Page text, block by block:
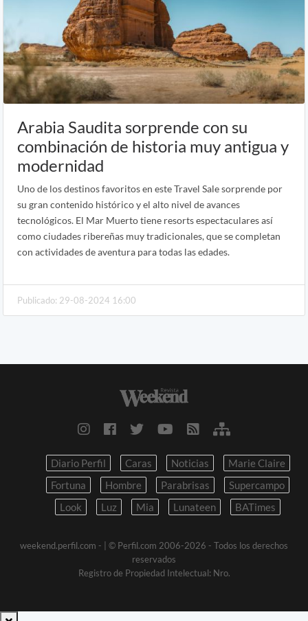
Arabia Saudita sorprende con su
combinación de historia muy antigua y
modernidad
Uno de los destinos favoritos en este Travel Sale sorprende por
su gran contenido histórico y el alto nivel de avances
tecnológicos. El Mar Muerto tiene resorts espectaculares así
como ciudades ribereñas muy tradicionales, que se completan
con actividades de aventura para todas las edades.
Publicado: 29-08-2024 16:00
Diario Perfil Caras Noticias
Marie Claire
Fortuna
Hombre Parabrisas
Supercampo
Look
Luz Mia Lunateen BATimes
weekend.perfil.com -
| © Perfil.com 2006-2026 - Todos los derechos
reservados
Registro de Propiedad Intelectual: Nro.